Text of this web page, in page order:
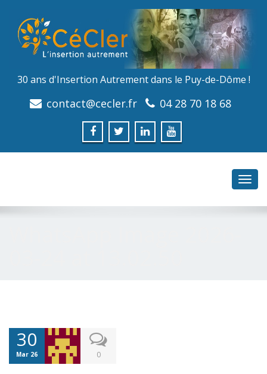
30 ans d'Insertion Autrement dans le Puy-de-Dôme !
contact@cecler.fr 04 28 70 18 68
30
Mar 26 0